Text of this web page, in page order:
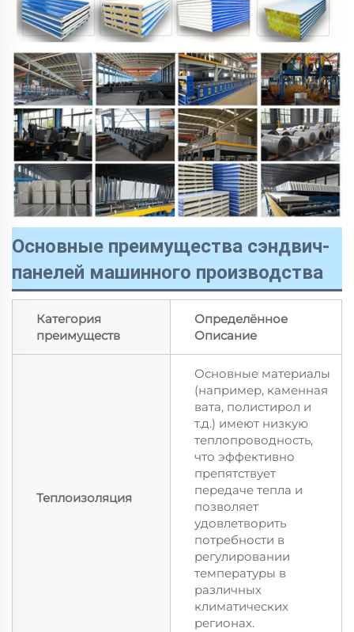
Основные преимущества сэндвич-
панелей машинного производства
Категория
преимуществ
Определённое
Описание
Теплоизоляция
Основные материалы
(например, каменная
вата, полистирол и
т.д.) имеют низкую
теплопроводность,
что эффективно
препятствует
передаче тепла и
позволяет
удовлетворить
потребности в
регулировании
температуры в
различных
климатических
регионах.